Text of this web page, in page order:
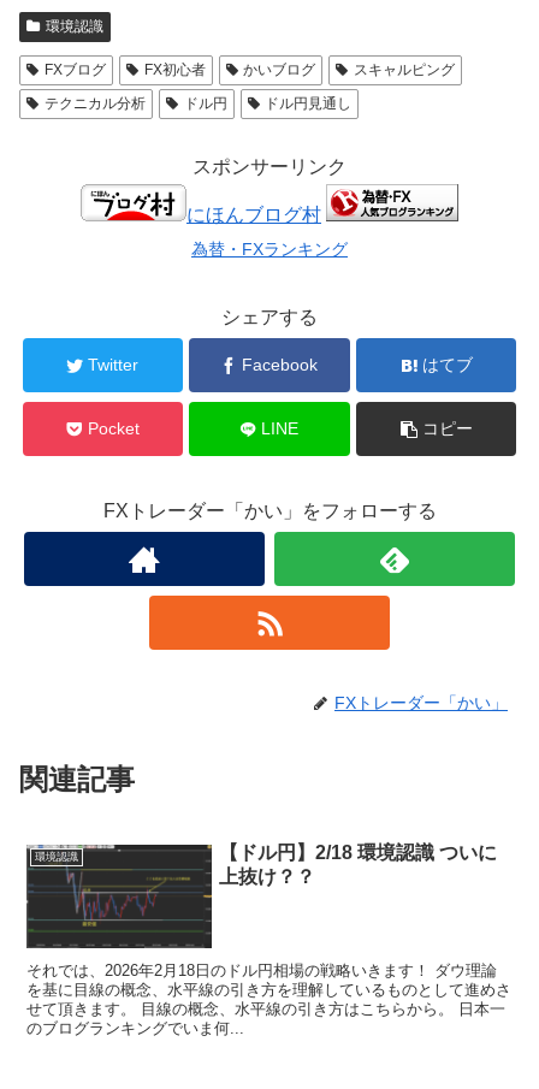
環境認識
FXブログ FX初心者 かいブログ
スキャルピング
テクニカル分析
ドル円 ドル円見通し
スポンサーリンク
にほんブログ村
為替・FXランキング
シェアする
Twitter Facebook はてブ
Pocket LINE コピー
FXトレーダー「かい」をフォローする
FXトレーダー「かい」
関連記事
環境認識
【ドル円】2/18 環境認識 ついに
上抜け？？
それでは、2026年2月18日のドル円相場の戦略いきます！ ダウ理論
を基に目線の概念、水平線の引き方を理解しているものとして進めさ
せて頂きます。 目線の概念、水平線の引き方はこちらから。 日本一
のブログランキングでいま何...